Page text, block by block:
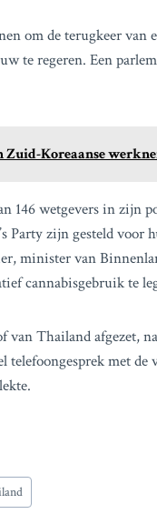
om de terugkeer van
te regeren. Een
Zuid-Koreaanse
146 wetgevers in zijn
Party zijn gesteld voor
minister van
cannabisgebruik te
Thailand afgezet,
telefoongesprek met